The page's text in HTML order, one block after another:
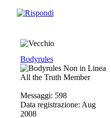
Bodyrules
All the Truth Member
Messaggi: 598
Data registrazione: Aug
2008